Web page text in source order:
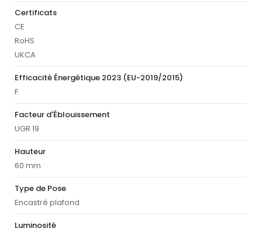
Certificats
CE
RoHS
UKCA
Efficacité Énergétique 2023 (EU-2019/2015)
F
Facteur d'Éblouissement
UGR 19
Hauteur
60 mm
Type de Pose
Encastré plafond
Luminosité